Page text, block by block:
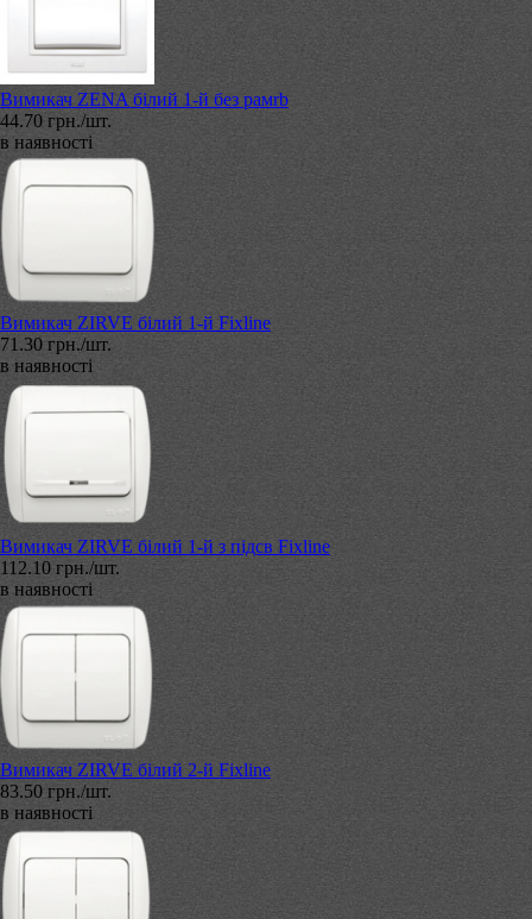
Вимикач ZENA білий 1-й без рамrb
44.70 грн./шт.
в наявності
Вимикач ZIRVE білий 1-й Fixline
71.30 грн./шт.
в наявності
Вимикач ZIRVE білий 1-й з підсв Fixline
112.10 грн./шт.
в наявності
Вимикач ZIRVE білий 2-й Fixline
83.50 грн./шт.
в наявності